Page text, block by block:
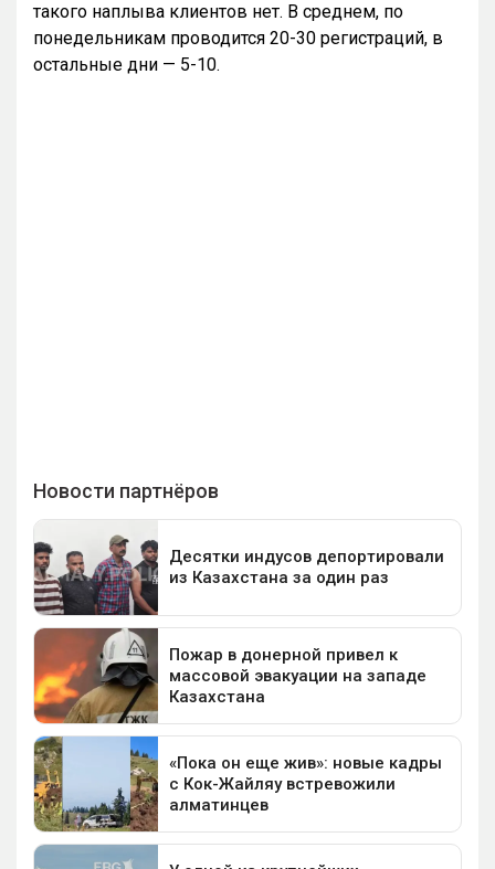
такого наплыва клиентов нет. В среднем, по
понедельникам проводится 20-30 регистраций, в
остальные дни — 5-10.